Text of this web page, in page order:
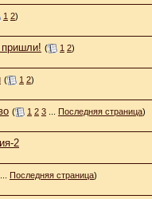
1 2)
( 1 2)
( 1 2)
( 1 2 3 Последняя страница)
2
Последняя страница)